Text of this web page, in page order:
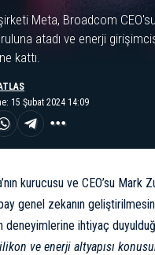
Meta, Broadcom
atadı ve enerji
kattı.
15 Şubat 2024 14:09
kurucusu ve CEO’su Mark
genel zekanın
deneyimlerine ihtiyaç
ve enerji altyapısı